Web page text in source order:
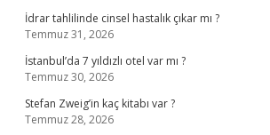
İdrar tahlilinde cinsel hastalık çıkar mı ?
Temmuz 31, 2026
İstanbul’da 7 yıldızlı otel var mı ?
Temmuz 30, 2026
Stefan Zweig’in kaç kitabı var ?
Temmuz 28, 2026